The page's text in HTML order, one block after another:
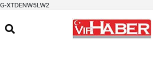
G-XTDENW5LW2